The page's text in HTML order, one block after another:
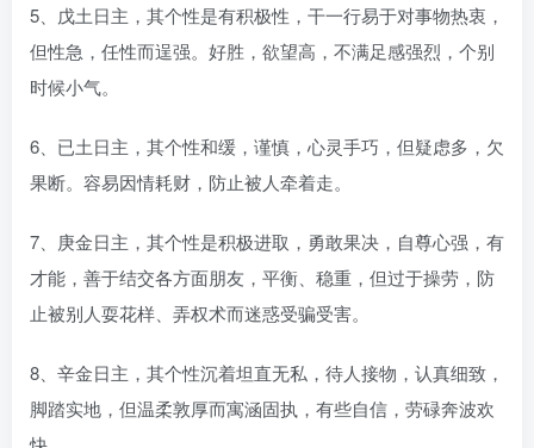
5、戊土日主，其个性是有积极性，干一行易于对事物热衷，
但性急，任性而逞强。好胜，欲望高，不满足感强烈，个别
时候小气。
6、已土日主，其个性和缓，谨慎，心灵手巧，但疑虑多，欠
果断。容易因情耗财，防止被人牵着走。
7、庚金日主，其个性是积极进取，勇敢果决，自尊心强，有
才能，善于结交各方面朋友，平衡、稳重，但过于操劳，防
止被别人耍花样、弄权术而迷惑受骗受害。
8、辛金日主，其个性沉着坦直无私，待人接物，认真细致，
脚踏实地，但温柔敦厚而寓涵固执，有些自信，劳碌奔波欢